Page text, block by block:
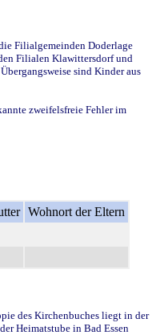
Filialgemeinden Doderlage
Filialen Klawittersdorf und
sind Kinder aus
zweifelsfreie Fehler im
Wohnort der Eltern
des Kirchenbuches liegt in der
Heimatstube in Bad Essen